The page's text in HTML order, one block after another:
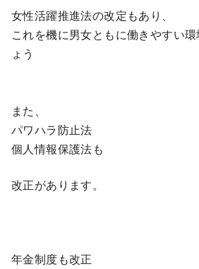
女性活躍推進法の改定もあり、
これを機に男女ともに働きやすい
ょう
また、
パワハラ防止法
個人情報保護法も
改正があります。
年金制度も改正